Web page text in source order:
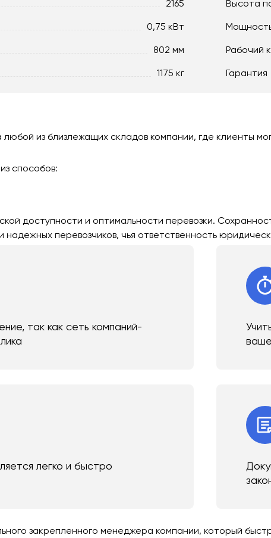
2165 Высота
0,75 кВт
802 мм Рабочий
1175 кг Гарантия
из близлежащих складов компании, где клиенты
способов:
доступности и оптимальности перевозки.
надежных перевозчиков, чья ответственность
так как сеть компаний-
легко и быстро
закрепленного менеджера компании, который